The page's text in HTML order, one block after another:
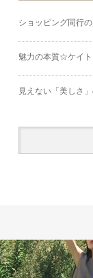
ショッピング同行
魅力の本質☆ケイト
見えない「美しさ